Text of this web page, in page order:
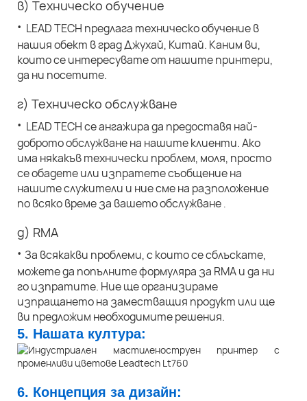
в) Техническо обучение
· LEAD TECH предлага техническо обучение в
нашия обект в град Джухай, Китай. Каним ви,
които се интересувате от нашите принтери,
да ни посетите.
г) Техническо обслужване
· LEAD TECH се ангажира да предоставя най-
доброто обслужване на нашите клиенти. Ако
има някакъв технически проблем, моля, просто
се обадете или изпратете съобщение на
нашите служители и ние сме на разположение
по всяко време за вашето обслужване .
д) RMA
· За всякакви проблеми, с които се сблъскате,
можете да попълните формуляра за RMA и да ни
го изпратите. Ние ще организираме
изпращането на заместващия продукт или ще
ви предложим необходимите решения.
5. Нашата култура:
6. Концепция за дизайн: